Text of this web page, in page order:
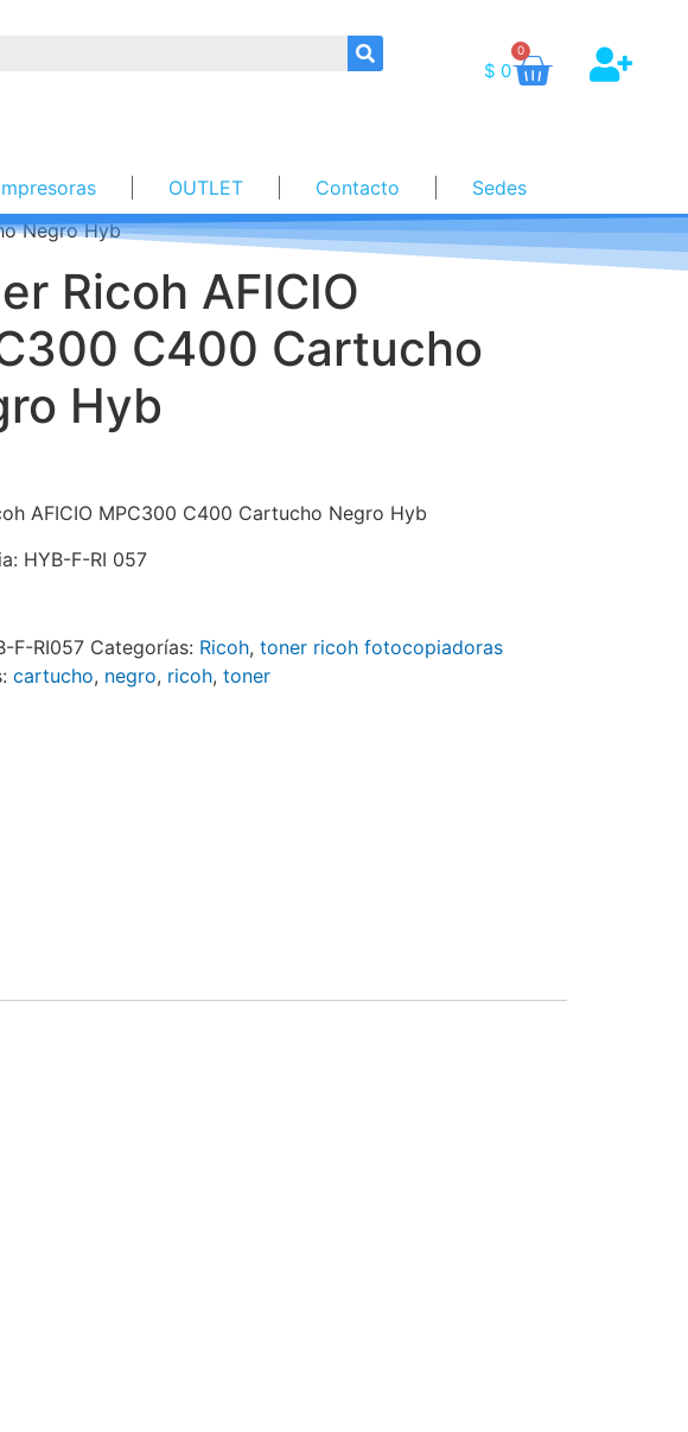
$ 0
0
OUTLET Contacto
Sedes
Negro Hyb
Ricoh AFICIO
C400 Cartucho
Hyb
AFICIO MPC300 C400 Cartucho Negro Hyb
HYB-F-RI 057
F-RI057 Categorías: Ricoh, toner ricoh fotocopiadoras
cartucho, negro, ricoh, toner